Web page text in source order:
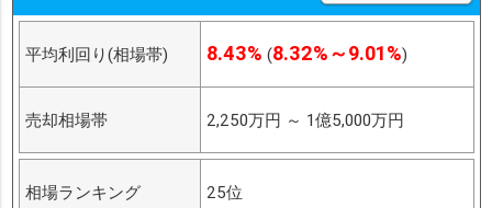
平均利回り(相場帯) 8.43% (8.32%～9.01%)
売却相場帯 2,250万円 ～ 1億5,000万円
相場ランキング 25位